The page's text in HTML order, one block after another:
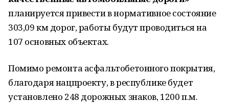
планируется привести в нормативное состояние
303,09 км дорог, работы будут проводиться на
107 основных объектах.
Помимо ремонта асфальтобетонного покрытия,
благодаря нацпроекту, в республике будет
установлено 248 дорожных знаков, 1200 п.м.